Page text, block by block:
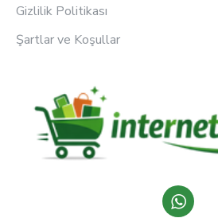
Gizlilik Politikası
Şartlar ve Koşullar